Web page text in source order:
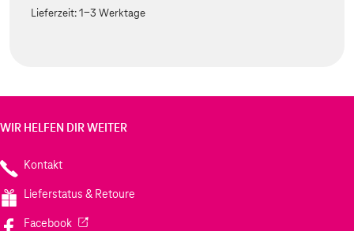
Lieferzeit:1-3 Werktage
WIR HELFEN DIR WEITER
Kontakt
Lieferstatus & Retoure
Facebook(Wird in einem neuen Tab geöffnet)